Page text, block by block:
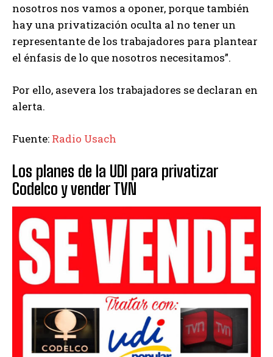
nosotros nos vamos a oponer, porque también
hay una privatización oculta al no tener un
representante de los trabajadores para plantear
el énfasis de lo que nosotros necesitamos”.
Por ello, asevera los trabajadores se declaran en
alerta.
Fuente: Radio Usach
Los planes de la UDI para privatizar
Codelco y vender TVN